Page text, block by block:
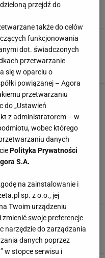
KLAPKI NA LATO
za ułamek ceny. Te
wyglądają świetnie
KLAPKI NA LATO
to hit każdego lata. Te
eobuwie kupisz teraz o
KLAPKI NA LATO
w Sinsay za 5 dyszek. Lidl
KLAPKI NA LATO
wracają do łask.
nosić przez całe lato
KLAPKI NA CO DZIEŃ
przejdź do
także do celów
funkcjonowania
dot. świadczonych
przetwarzanie
się w oparciu o
powiązanej – Agora
przetwarzaniu
do „Ustawień
z administratorem – w
wobec którego
danych
Polityka Prywatności
S.A.
na zainstalowanie i
sp. z o.o., jej
Twoim urządzeniu
swoje preferencje
narzędzie do zarządzania
danych poprzez
w stopce serwisu i